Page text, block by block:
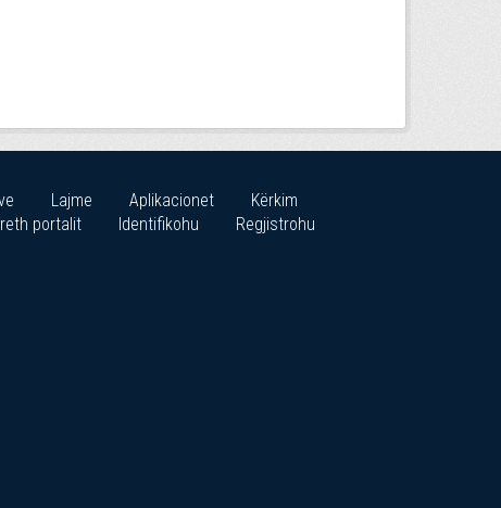
Lajme Aplikacionet
Kërkim
portalit Identifikohu Regjistrohu